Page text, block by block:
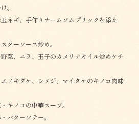
。
ネギ、手作りナームソムプリックを添え
ターソース炒め。
菜、ニラ、玉子のカメリナオイル炒めケチ
ノキダケ、シメジ、マイタケのキノコ肉味
キノコの中華スープ。
バターソテー。